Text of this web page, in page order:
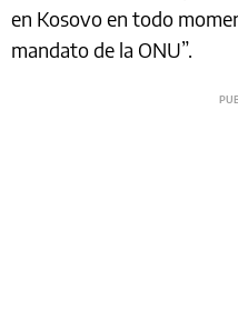
en Kosovo en todo
mandato de la ONU”.